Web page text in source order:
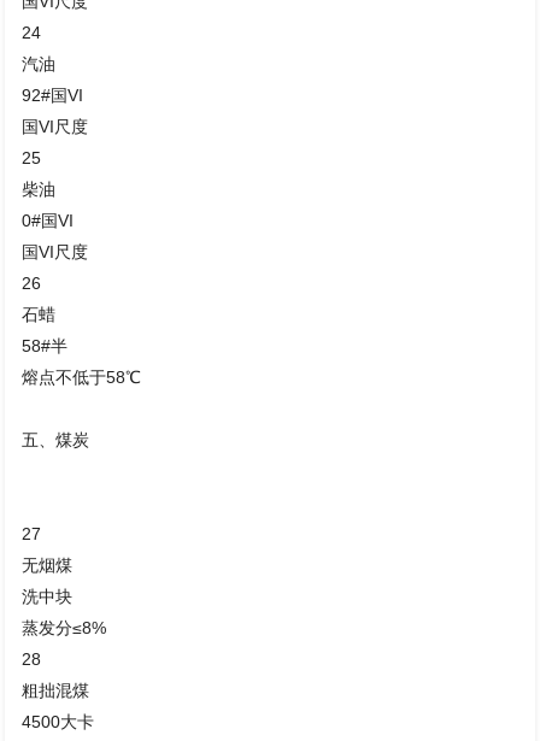
24
汽油
92#国VI
国VI尺度
25
柴油
0#国VI
国VI尺度
26
石蜡
58#半
熔点不低于58℃
五、煤炭
27
无烟煤
洗中块
蒸发分≤8%
28
粗拙混煤
4500大卡